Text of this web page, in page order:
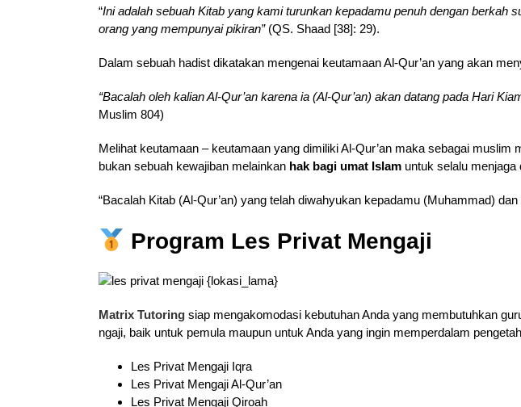
“Ini adalah sebuah Kitab yang kami turunkan kepadamu penuh dengan
orang yang mempunyai pikiran” (QS. Shaad [38]: 29).
Dalam sebuah hadist dikatakan mengenai keutamaan Al-Qur’an yang akan
“Bacalah oleh kalian Al-Qur’an karena ia (Al-Qur’an) akan datang pada Hari
Muslim 804)
Melihat keutamaan – keutamaan yang dimiliki Al-Qur’an maka sebagai
bukan sebuah kewajiban melainkan hak bagi umat Islamuntuk selalu menjaga
“Bacalah Kitab (Al-Qur’an) yang telah diwahyukan kepadamu (Muhammad)
Program Les Privat Mengaji
Matrix Tutoringsiap mengakomodasi kebutuhan Anda yang membutuhkan
ngaji, baik untuk pemula maupun untuk Anda yang ingin memperdalam
Les Privat Mengaji Iqra
Les Privat Mengaji Al-Qur’an
Les Privat Mengaji Qiroah